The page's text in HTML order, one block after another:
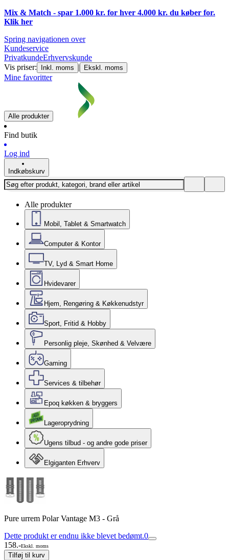
Mix & Match - spar 1.000 kr. for hver 4.000 kr. du køber for.
Klik her
Spring navigationen over
Kundeservice
PrivatkundeErhvervskunde
Vis priser:
Inkl. moms | Ekskl. moms
Mine favoritter
Alle produkter
Find butik
Log ind
Indkøbskurv
Alle produkter
Mobil, Tablet & Smartwatch
Computer & Kontor
TV, Lyd & Smart Home
Hvidevarer
Hjem, Rengøring & Køkkenudstyr
Sport, Fritid & Hobby
Personlig pleje, Skønhed & Velvære
Gaming
Services & tilbehør
Epoq køkken & bryggers
Lageroprydning
Ugens tilbud - og andre gode priser
Elgiganten Erhverv
Pure urrem Polar Vantage M3 - Grå
Dette produkt er endnu ikke blevet bedømt.0
158.-Ekskl. moms
Tilføj til kurv